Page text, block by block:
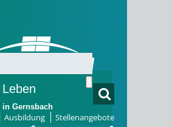
Ausbildung
Stellenangebote
Leben
in Gernsbach